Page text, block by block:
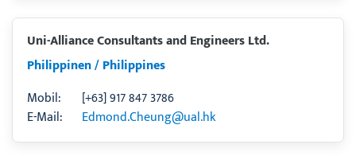
Uni-Alliance Consultants and Engineers Ltd.
Philippinen / Philippines
Mobil:
[+63] 917 847 3786
E-Mail:
Edmond.Cheung@ual.hk